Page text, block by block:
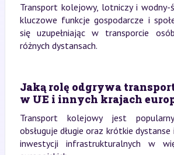
Transport kolejowy, lotniczy i wodny-
kluczowe funkcje gospodarcze i
się uzupełniając w transporcie
różnych dystansach.
Jaką rolę odgrywa
w UE i innych krajach
Transport kolejowy jest
obsługuje długie oraz krótkie
inwestycji infrastrukturalnych w